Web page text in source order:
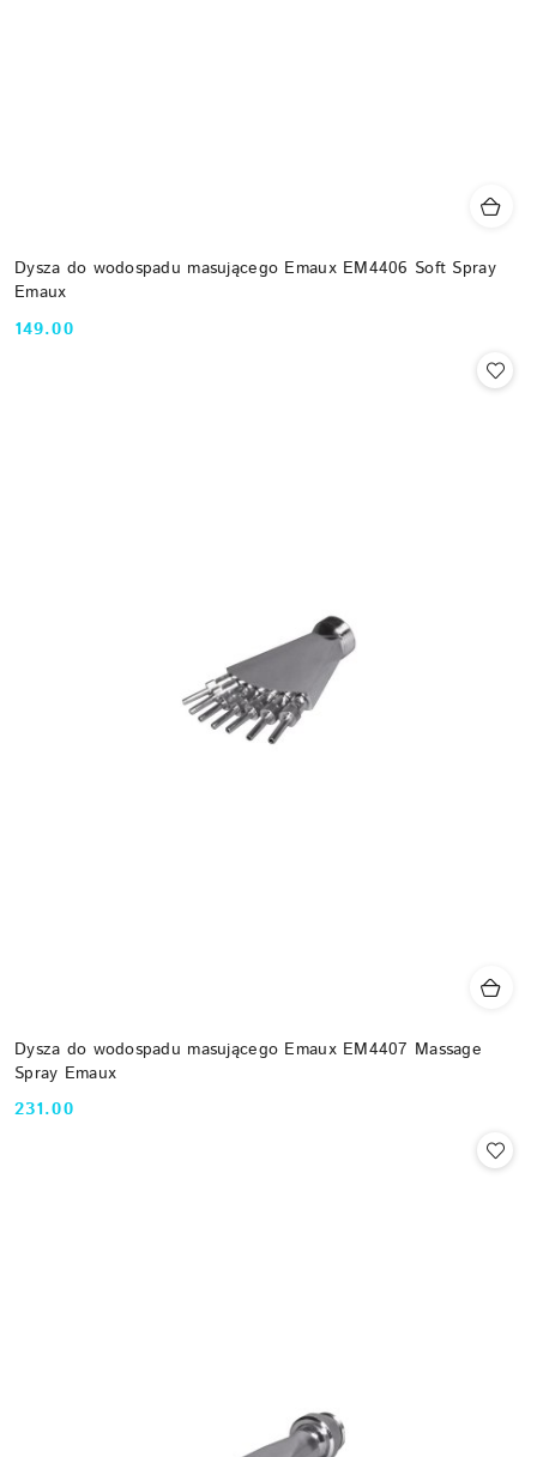
Dysza do wodospadu masującego Emaux EM4406 Soft Spray
Emaux
Cena:
149.00
Dysza do wodospadu masującego Emaux EM4407 Massage
Spray Emaux
Cena:
231.00